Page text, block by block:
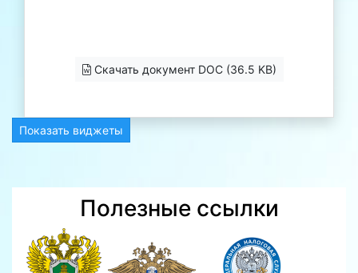
Скачать документ DOC (36.5 KB)
Показать виджеты
Полезные ссылки